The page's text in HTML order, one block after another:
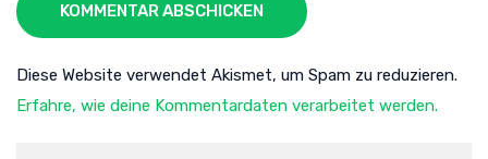
KOMMENTAR ABSCHICKEN
Diese Website verwendet Akismet, um Spam zu reduzieren.
Erfahre, wie deine Kommentardaten verarbeitet werden.